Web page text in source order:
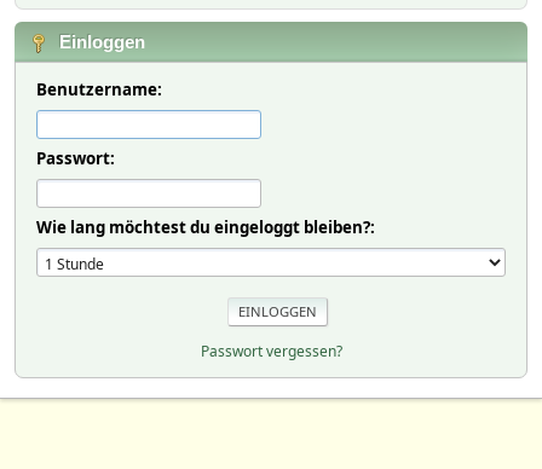
Einloggen
Benutzername:
Passwort:
Wie lang möchtest du eingeloggt bleiben?:
Passwort vergessen?